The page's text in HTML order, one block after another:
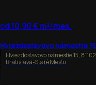
od 10,90 € m²/mes.
Hviezdoslavovo námestie 15
Hviezdoslavovo námestie 15, 81102
Bratislava-Staré Mesto